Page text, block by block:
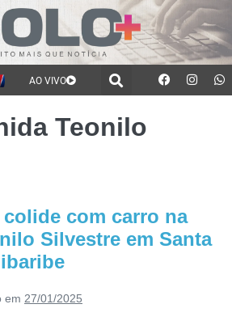
AO VIVO
Teonilo
com carro na
Silvestre em Santa
em 27/01/2025